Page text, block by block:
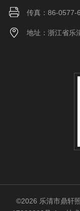
传真：86-0577-
地址：浙江省乐
©2026 乐清市鼎